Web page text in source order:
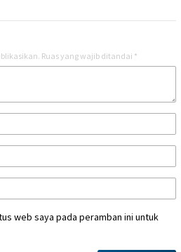
Ruas yang wajib ditandai *
web saya pada peramban ini untuk